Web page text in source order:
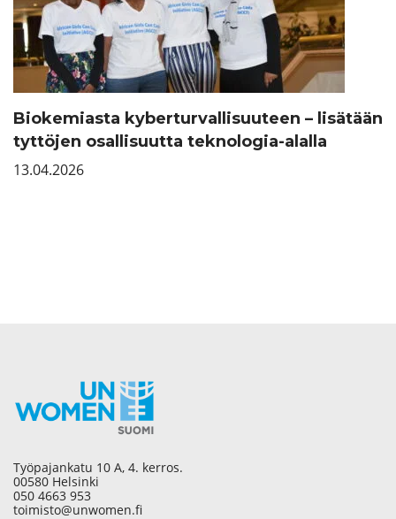
Biokemiasta kyberturvallisuuteen – lisätään
tyttöjen osallisuutta teknologia-alalla
13.04.2026
Työpajankatu 10 A, 4. kerros.
00580 Helsinki
050 4663 953
toimisto@unwomen.fi